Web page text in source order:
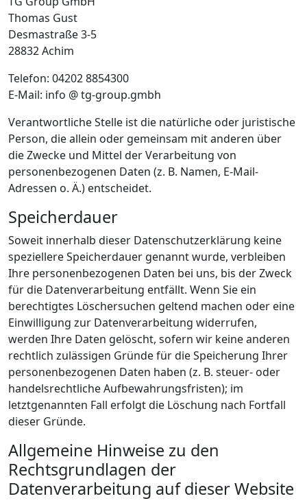
Thomas Gust
Desmastraße 3-5
28832 Achim
Telefon: 04202 8854300
E-Mail: info @ tg-group.gmbh
Verantwortliche Stelle ist die natürliche oder juristische
Person, die allein oder gemeinsam mit anderen über
die Zwecke und Mittel der Verarbeitung von
personenbezogenen Daten (z. B. Namen, E-Mail-
Adressen o. Ä.) entscheidet.
Speicherdauer
Soweit innerhalb dieser Datenschutzerklärung keine
speziellere Speicherdauer genannt wurde, verbleiben
Ihre personenbezogenen Daten bei uns, bis der Zweck
für die Datenverarbeitung entfällt. Wenn Sie ein
berechtigtes Löschersuchen geltend machen oder eine
Einwilligung zur Datenverarbeitung widerrufen,
werden Ihre Daten gelöscht, sofern wir keine anderen
rechtlich zulässigen Gründe für die Speicherung Ihrer
personenbezogenen Daten haben (z. B. steuer- oder
handelsrechtliche Aufbewahrungsfristen); im
letztgenannten Fall erfolgt die Löschung nach Fortfall
dieser Gründe.
Allgemeine Hinweise zu den
Rechtsgrundlagen der
Datenverarbeitung auf dieser Website